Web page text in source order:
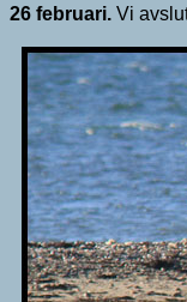
26 februari. Vi